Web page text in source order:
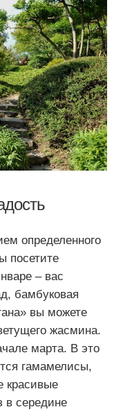
определенного
посетите
– вас
бамбуковая
вы можете
жасмина.
марта. В это
гамамелисы,
красивые
в середине